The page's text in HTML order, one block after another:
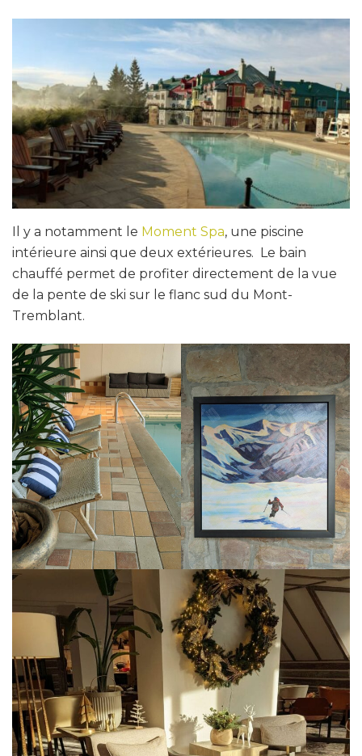
Il y a notamment le Moment Spa, une piscine
intérieure ainsi que deux extérieures. Le bain
chauffé permet de profiter directement de la vue
de la pente de ski sur le flanc sud du Mont-
Tremblant.